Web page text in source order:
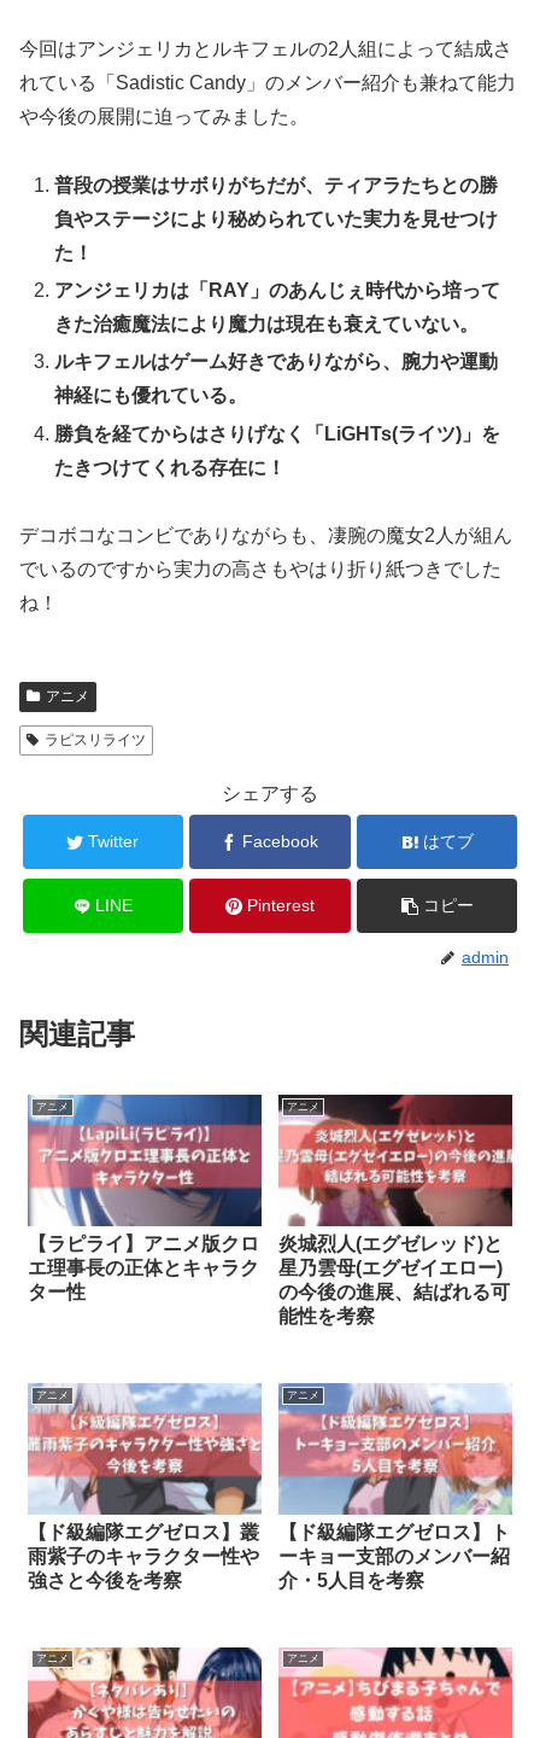
今回はアンジェリカとルキフェルの2人組によって結成さ
れている「Sadistic Candy」のメンバー紹介も兼ねて能力
や今後の展開に迫ってみました。
普段の授業はサボりがちだが、ティアラたちとの勝
負やステージにより秘められていた実力を見せつけ
た！
アンジェリカは「RAY」のあんじぇ時代から培って
きた治癒魔法により魔力は現在も衰えていない。
ルキフェルはゲーム好きでありながら、腕力や運動
神経にも優れている。
勝負を経てからはさりげなく「LiGHTs(ライツ)」を
たきつけてくれる存在に！
デコボコなコンビでありながらも、凄腕の魔女2人が組ん
でいるのですから実力の高さもやはり折り紙つきでした
ね！
アニメ
ラピスリライツ
シェアする
Twitter Facebook はてブ
LINE Pinterest コピー
admin
関連記事
アニメ
【ラピライ】アニメ版クロ
エ理事長の正体とキャラク
ター性
アニメ
炎城烈人(エグゼレッド)と
星乃雲母(エグゼイエロー)
の今後の進展、結ばれる可
能性を考察
アニメ
【ド級編隊エグゼロス】叢
雨紫子のキャラクター性や
強さと今後を考察
アニメ
【ド級編隊エグゼロス】ト
ーキョー支部のメンバー紹
介・5人目を考察
アニメ アニメ